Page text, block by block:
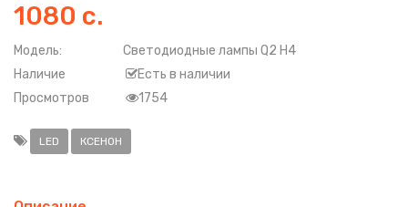
1080 с.
Модель:
Светодиодные лампы Q2 H4
Наличие
Есть в наличии
Просмотров
1754
LED КСЕНОН